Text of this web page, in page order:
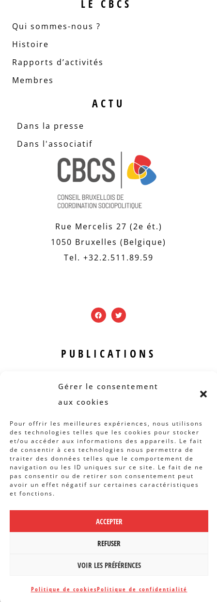
Gérer le consentement
aux cookies
Pour offrir les meilleures expériences, nous utilisons
des technologies telles que les cookies pour stocker
et/ou accéder aux informations des appareils. Le fait
de consentir à ces technologies nous permettra de
traiter des données telles que le comportement de
navigation ou les ID uniques sur ce site. Le fait de ne
pas consentir ou de retirer son consentement peut
avoir un effet négatif sur certaines caractéristiques
et fonctions.
ACCEPTER
REFUSER
VOIR LES PRÉFÉRENCES
Politique de cookiesPolitique de confidentialité
LE CBCS
Qui sommes-nous ?
Histoire
Rapports d’activités
Membres
ACTU
Dans la presse
Dans l'associatif
Rue Mercelis 27 (2e ét.)
1050 Bruxelles (Belgique)
Tel. +32.2.511.89.59
PUBLICATIONS
AUTRES INFOS
Actions
Concertation
Archives
Agenda
POLITIQUE DE CONFIDENTIALITÉ
CBCS ASBL | WEBDESIGN PAR
BANLIEUES ASBL